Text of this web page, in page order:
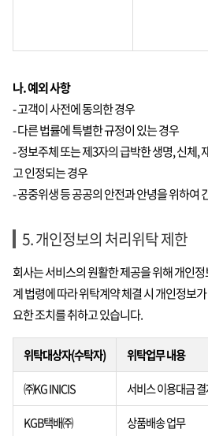
나. 예외 사항
- 고객이 사전에 동의한 경우
- 다른 법률에 특별한 규정이 있는 경우
- 정보주체 또는 제3자의 급박한 생명, 신체,
고 인정되는 경우
- 공중위생 등 공공의 안전과 안녕을 위하여
5. 개인정보의 처리위탁 제한
회사는 서비스의 원활한 제공을 위해 개인
계 법령에 따라 위탁계약 체결 시 개인정보
요한 조치를 취하고 있습니다.
위탁대상자(수탁자) 위탁업무 내용
㈜KG INICIS
서비스 이용대금
KGB택배㈜
상품배송 업무